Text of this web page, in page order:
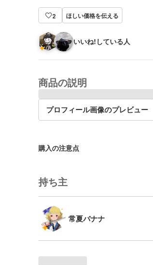
2 ほしい価格を伝える
いいね!している人
商品の説明
プロフィール画像のプレビュー
購入の注意点
持ち主
常夏バナナ